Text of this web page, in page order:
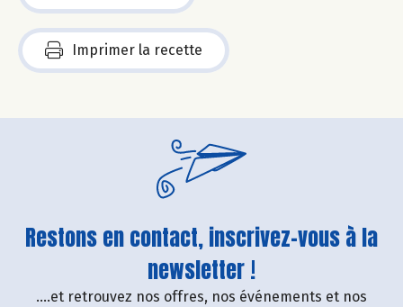
Imprimer la recette
Restons en contact, inscrivez-vous à la
newsletter !
....et retrouvez nos offres, nos événements et nos